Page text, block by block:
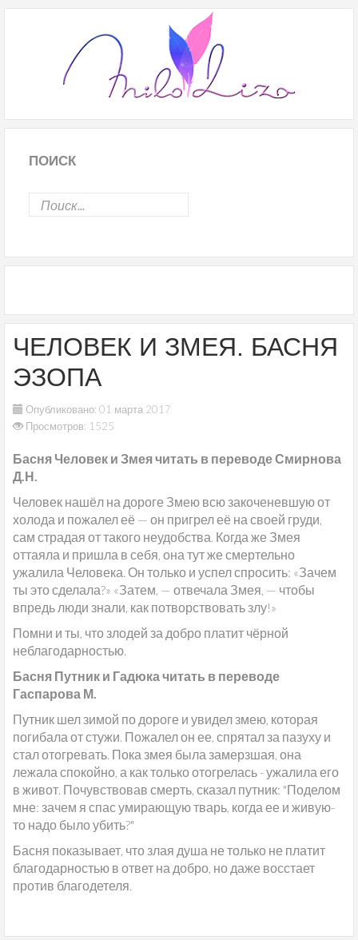
ПОИСК
ЧЕЛОВЕК И ЗМЕЯ. БАСНЯ
ЭЗОПА
Опубликовано: 01 марта 2017
Просмотров: 1525
Басня Человек и Змея читать в переводе Смирнова
Д.Н.
Человек нашёл на дороге Змею всю закоченевшую от
холода и пожалел её — он пригрел её на своей груди,
сам страдая от такого неудобства. Когда же Змея
оттаяла и пришла в себя, она тут же смертельно
ужалила Человека. Он только и успел спросить: «Зачем
ты это сделала?» «Затем, — отвечала Змея, — чтобы
впредь люди знали, как потворствовать злу!»
Помни и ты, что злодей за добро платит чёрной
неблагодарностью.
Басня Путник и Гадюка читать в переводе
Гаспарова М.
Путник шел зимой по дороге и увидел змею, которая
погибала от стужи. Пожалел он ее, спрятал за пазуху и
стал отогревать. Пока змея была замерзшая, она
лежала спокойно, а как только отогрелась - ужалила его
в живот. Почувствовав смерть, сказал путник: "Поделом
мне: зачем я спас умирающую тварь, когда ее и живую-
то надо было убить?"
Басня показывает, что злая душа не только не платит
благодарностью в ответ на добро, но даже восстает
против благодетеля.